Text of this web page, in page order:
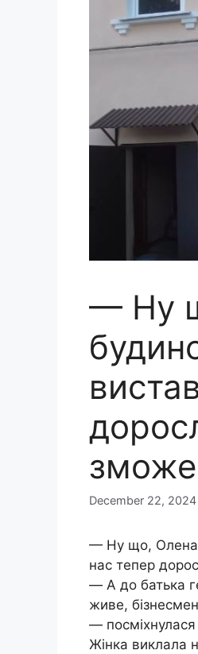
— Ну
December 22, 2024
— Ну що, Олена,
нас тепер
— А до батька
живе,
—
Жінка виклала